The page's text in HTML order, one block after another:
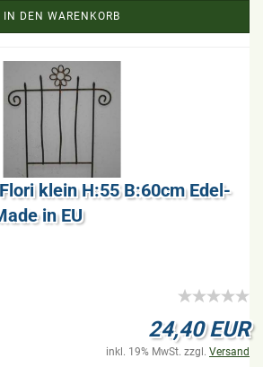
IN DEN WARENKORB
klein H:55 B:60cm Edel­
in EU
24,40 EUR
inkl. 19% MwSt. zzgl. Versand